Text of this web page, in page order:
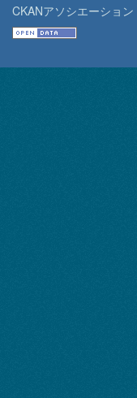
CKANアソシエーション